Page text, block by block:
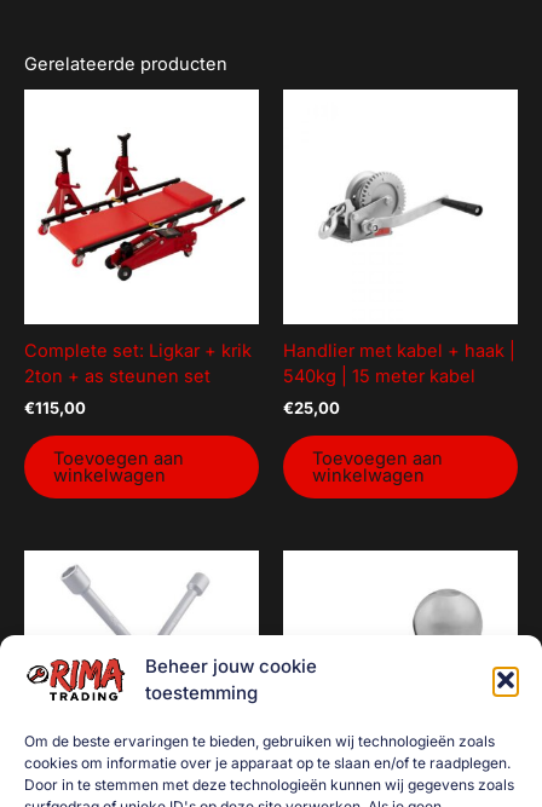
Beheer jouw cookie
toestemming
Om de beste ervaringen te bieden, gebruiken wij technologieën zoals
cookies om informatie over je apparaat op te slaan en/of te raadplegen.
Door in te stemmen met deze technologieën kunnen wij gegevens zoals
Gerelateerde producten
Complete set: Ligkar + krik
2ton + as steunen set
€115,00
Toevoegen aan
winkelwagen
Handlier met kabel + haak |
540kg | 15 meter kabel
€25,00
Toevoegen aan
winkelwagen